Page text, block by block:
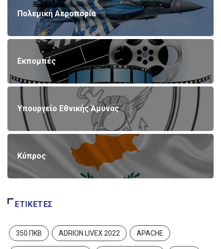
Πολεμική Αεροπορία
Εκπομπές
Υπουργείο Εθνικής Άμυνας
Κύπρος
ΕΤΙΚΈΤΕΣ
350 ΠΚΒ ADRION LIVEX 2022 APACHE